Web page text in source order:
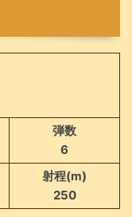
弾数
6
射程(m)
250